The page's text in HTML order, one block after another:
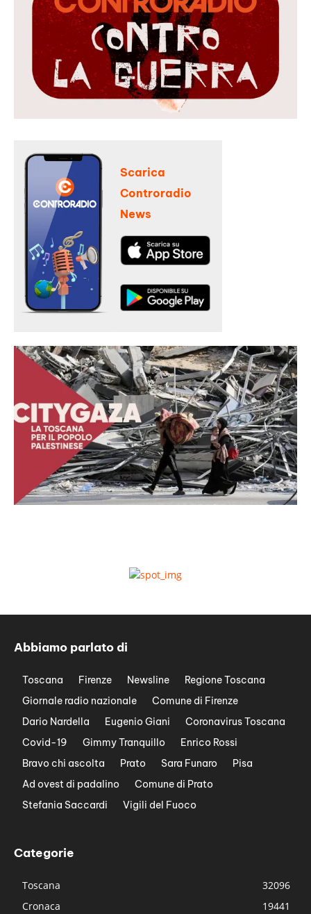
Scarica
Controradio
News
Abbiamo parlato di
Toscana Firenze Newsline
Regione Toscana
Giornale radio nazionale
Comune di Firenze
Dario Nardella
Eugenio Giani
Coronavirus Toscana
Covid-19
Gimmy Tranquillo
Enrico Rossi
Bravo chi ascolta
Prato Sara Funaro
Pisa
Ad ovest di padalino
Comune di Prato
Stefania Saccardi
Vigili del Fuoco
Categorie
Toscana
32096
Cronaca
19441